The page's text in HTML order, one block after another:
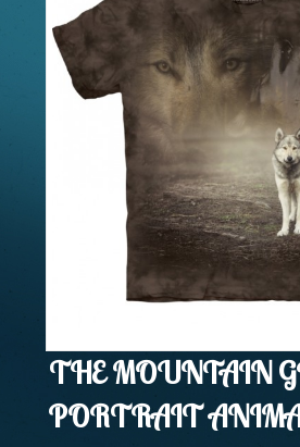
THE MOUNTAIN
PORTRAIT